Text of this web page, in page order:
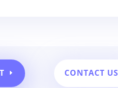
CONTACT US